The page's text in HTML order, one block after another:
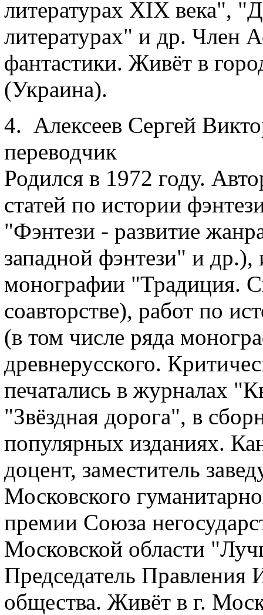
литературах XIX века",
литературах" и др. Член
фантастики. Живёт в
(Украина).
4. Алексеев Сергей
переводчик
Родился в 1972 году.
статей по истории
"Фэнтези - развитие
западной фэнтези" и др.),
монографии "Традиция.
соавторстве), работ по
(в том числе ряда
древнерусского.
печатались в журналах
"Звёздная дорога", в
популярных изданиях.
доцент, заместитель
Московского
премии Союза
Московской области
Председатель Правления
общества. Живёт в г.